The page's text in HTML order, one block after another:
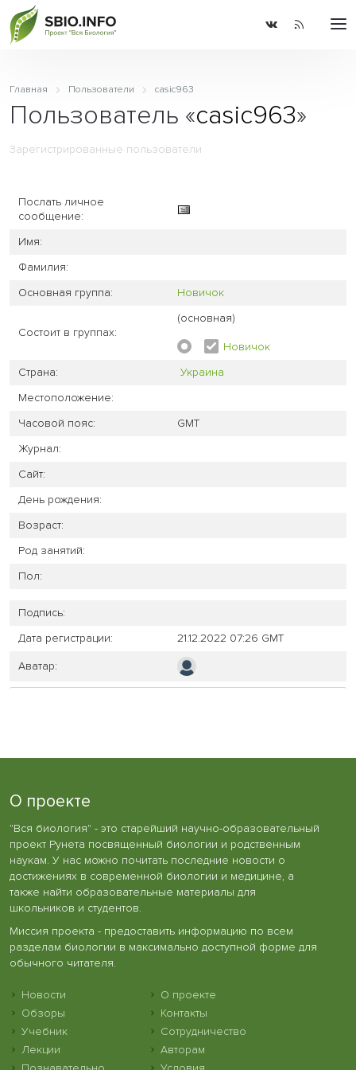
Главная Пользователи casic963
Пользователь «casic963»
Зарегистрированные пользователи
Послать личное
сообщение:
Имя:
Фамилия:
Основная группа:
Новичок
Состоит в группах:
(основная)
Новичок
Страна:
Украина
Местоположение:
Часовой пояс:
GMT
Журнал:
Сайт:
День рождения:
Возраст:
Род занятий:
Пол:
Подпись:
Дата регистрации:
21.12.2022 07:26 GMT
Аватар:
О проекте
"Вся биология" - это старейший научно-образовательный
проект Рунета посвященный биологии и родственным
наукам. У нас можно почитать последние новости о
достижениях в современной биологии и медицине, а
также найти образовательные материалы для
школьников и студентов.
Миссия проекта - предоставить информацию по всем
разделам биологии в максимально доступной форме для
обычного читателя.
Новости
Обзоры
Учебник
Лекции
О проекте
Контакты
Сотрудничество
Авторам